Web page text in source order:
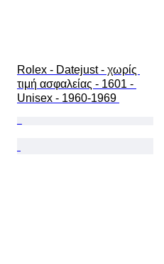
Rolex - Datejust - χωρίς
τιμή ασφαλείας - 1601 -
Unisex - 1960-1969